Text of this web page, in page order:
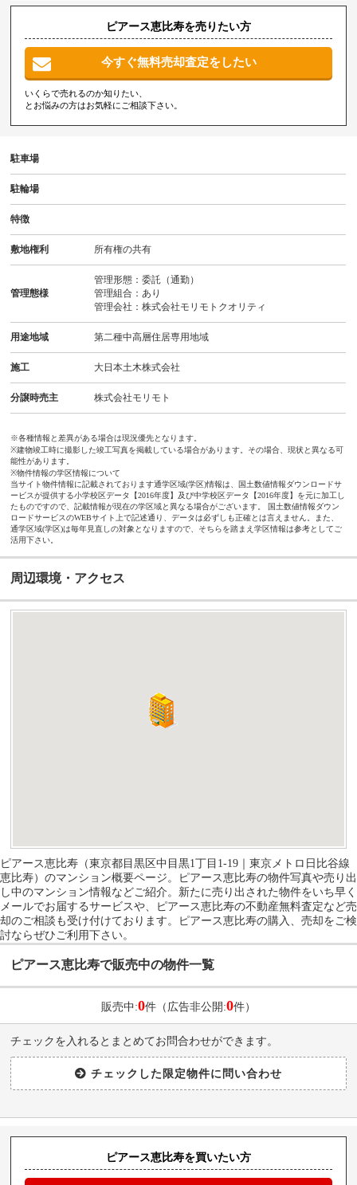
ピアース恵比寿を売りたい方
今すぐ無料売却査定をしたい
いくらで売れるのか知りたい、
とお悩みの方はお気軽にご相談下さい。
駐車場
駐輪場
特徴
敷地権利 所有権の共有
管理態様
管理形態：委託（通勤）
管理組合：あり
管理会社：株式会社モリモトクオリティ
用途地域 第二種中高層住居専用地域
施工 大日本土木株式会社
分譲時売主 株式会社モリモト
※各種情報と差異がある場合は現況優先となります。
※建物竣工時に撮影した竣工写真を掲載している場合があります。その場合、現状と異なる可
能性があります。
※物件情報の学区情報について
当サイト物件情報に記載されております通学区域(学区)情報は、国土数値情報ダウンロードサ
ービスが提供する小学校区データ【2016年度】及び中学校区データ【2016年度】を元に加工し
たものですので、記載情報が現在の学区域と異なる場合がございます。 国土数値情報ダウン
ロードサービスのWEBサイト上で記述通り、データは必ずしも正確とは言えません。また、
通学区域(学区)は毎年見直しの対象となりますので、そちらを踏まえ学区情報は参考としてご
活用下さい。
周辺環境・アクセス
ピアース恵比寿（東京都目黒区中目黒1丁目1-19｜東京メトロ日比谷線
恵比寿）のマンション概要ページ。ピアース恵比寿の物件写真や売り出
し中のマンション情報などご紹介。新たに売り出された物件をいち早く
メールでお届するサービスや、ピアース恵比寿の不動産無料査定など売
却のご相談も受け付けております。ピアース恵比寿の購入、売却をご検
討ならぜひご利用下さい。
ピアース恵比寿で販売中の物件一覧
販売中:0件（広告非公開:0件）
チェックを入れるとまとめてお問合わせができます。
ピアース恵比寿を買いたい方